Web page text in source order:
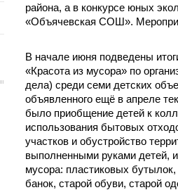
района, а в конкурсе юных
«Объячевская СОШ».
В начале июня подведены
«Красота из мусора» по
дела) среди семи детских
объявленного ещё в апреле
было приобщение детей к
использования бытовых
участков и обустройство
выполненными руками детей,
мусора: пластиковых
банок, старой обуви, старой